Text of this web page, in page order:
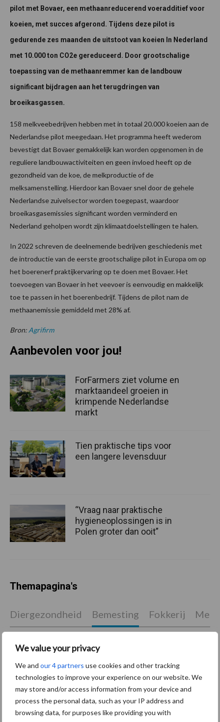
We value your privacy
We and our 4 partners use cookies and other tracking
technologies to improve your experience on our website. We
may store and/or access information from your device and
process the personal data, such as your IP address and
browsing data, for purposes like providing you with
pilot met Bovaer, een methaanreducerend voeradditief voor
koeien, met succes afgerond. Tijdens deze pilot is
gedurende zes maanden de uitstoot van koeien In Nederland
met 10.000 ton CO2e gereduceerd. Door grootschalige
toepassing van de methaanremmer kan de landbouw
significant bijdragen aan het terugdringen van
broeikasgassen.
158 melkveebedrijven hebben met in totaal 20.000 koeien aan de
Nederlandse pilot meegedaan. Het programma heeft wederom
bevestigt dat Bovaer gemakkelijk kan worden opgenomen in de
reguliere landbouwactiviteiten en geen invloed heeft op de
gezondheid van de koe, de melkproductie of de
melksamenstelling. Hierdoor kan Bovaer snel door de gehele
Nederlandse zuivelsector worden toegepast, waardoor
broeikasgasemissies significant worden verminderd en
Nederland geholpen wordt zijn klimaatdoelstellingen te halen.
In 2022 schreven de deelnemende bedrijven geschiedenis met
de introductie van de eerste grootschalige pilot in Europa om op
het boerenerf praktijkervaring op te doen met Bovaer. Het
toevoegen van Bovaer in het veevoer is eenvoudig en makkelijk
toe te passen in het boerenbedrijf. Tijdens de pilot nam de
methaanemissie gemiddeld met 28% af.
Bron: Agrifirm
Aanbevolen voor jou!
ForFarmers ziet volume en
marktaandeel groeien in
krimpende Nederlandse
markt
Tien praktische tips voor
een langere levensduur
“Vraag naar praktische
hygieneoplossingen is in
Polen groter dan ooit”
Themapagina's
Diergezondheid Bemesting Fokkerij
Compost Dierlijke mest